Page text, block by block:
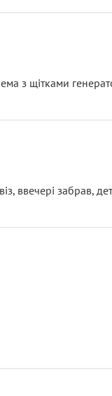
з щітками
ввечері забрав,